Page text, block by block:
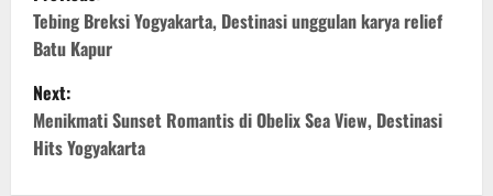
o
s
t
n
Tebing Breksi Yogyakarta, Destinasi unggulan karya relief
Batu Kapur
Next:
Menikmati Sunset Romantis di Obelix Sea View, Destinasi
Hits Yogyakarta